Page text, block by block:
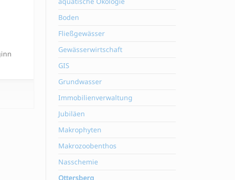
Boden
Fließgewässer
Gewässerwirtschaft
GIS
Grundwasser
Immobilienverwaltung
Jubiläen
Makrophyten
Makrozoobenthos
Nasschemie
Ottersberg